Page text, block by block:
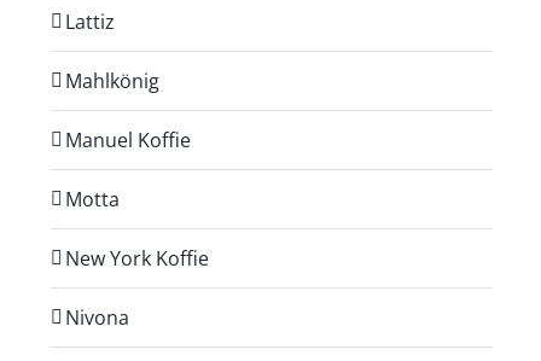
Lattiz
Mahlkönig
Manuel Koffie
Motta
New York Koffie
Nivona